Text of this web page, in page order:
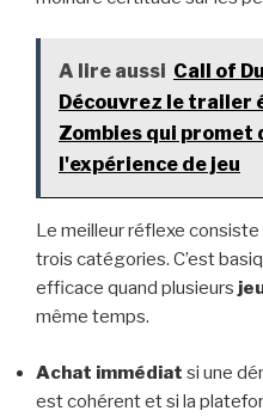
A lire aussi Call of
Découvrez le trailer
Zombies qui promet
l'expérience de jeu
Le meilleur réflexe
trois catégories. C’est
efficace quand plusieurs
même temps.
Achat immédiat si une
est cohérent et si la